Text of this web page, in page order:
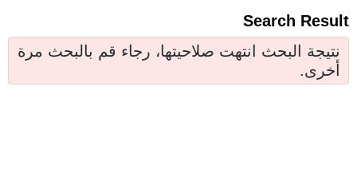
Search Result
نتيجة البحث انتهت صلاحيتها، رجاء قم بالبحث مرة
أخرى.